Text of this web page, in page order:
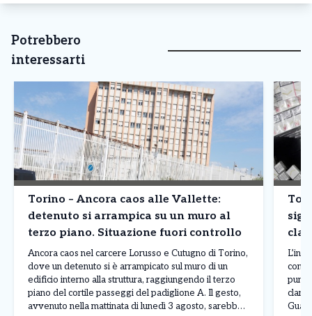
Potrebbero
interessarti
Torino – Ancora caos alle Vallette:
detenuto si arrampica su un muro al
terzo piano. Situazione fuori controllo
Ancora caos nel carcere Lorusso e Cutugno di Torino,
dove un detenuto si è arrampicato sul muro di un
edificio interno alla struttura, raggiungendo il terzo
piano del cortile passeggi del padiglione A. Il gesto,
avvenuto nella mattinata di lunedì 3 agosto, sarebbe